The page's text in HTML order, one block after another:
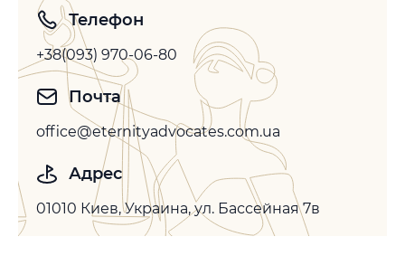
Телефон
+38(093) 970-06-80
Почта
office@eternityadvocates.com.ua
Адрес
01010 Киев, Украина, ул. Бассейная 7в